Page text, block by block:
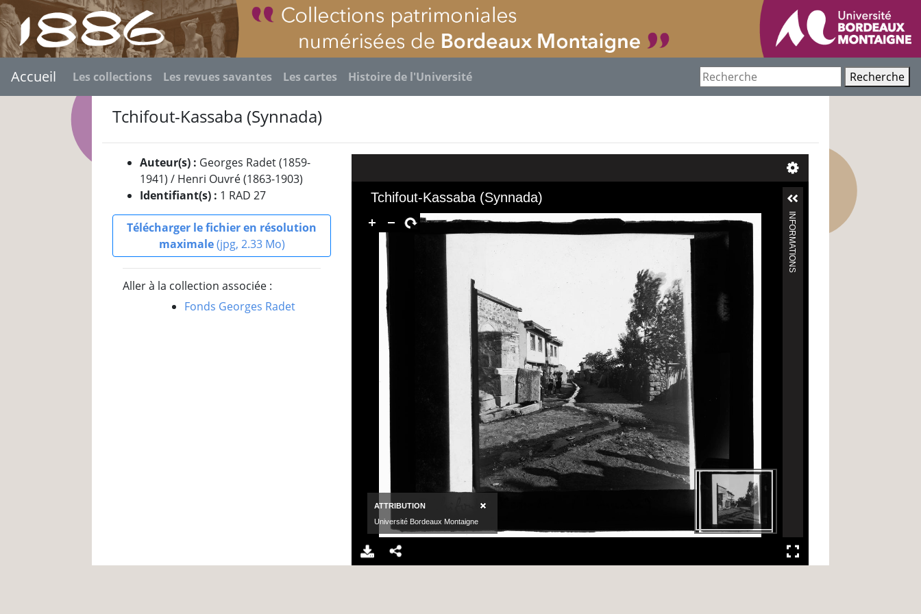
Accueil Les collections Les revues savantes Les cartes Histoire de l'Université Recherche
Tchifout-Kassaba (Synnada)
Auteur(s) : Georges Radet (1859-
1941) / Henri Ouvré (1863-1903)
Identifiant(s) : 1 RAD 27
Télécharger le fichier en résolution
maximale(jpg, 2.33 Mo)
Aller à la collection associée :
Fonds Georges Radet